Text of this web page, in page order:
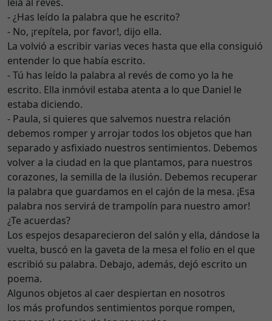
- ¿Has leído la palabra que he escrito?
- No, ¡repítela, por favor!, dijo ella.
La volvió a escribir varias veces hasta que ella consiguió
entender lo que había escrito.
- Tú has leído la palabra al revés de como yo la he
escrito. Ella inmóvil estaba atenta a lo que Daniel le
estaba diciendo.
- Paula, si quieres que salvemos nuestra relación
debemos romper y arrojar todos los objetos que han
separado y asfixiado nuestros sentimientos. Debemos
volver a la ciudad en la que plantamos, para nuestros
corazones, la semilla de la ilusión. Debemos recuperar
la palabra que guardamos en el cajón de la mesa. ¡Esa
palabra nos servirá de trampolín para nuestro amor!
¿Te acuerdas?
Los espejos desaparecieron del salón y ella, dándose la
vuelta, buscó en la gaveta de la mesa el folio en el que
escribió su palabra. Debajo, además, dejó escrito un
poema.
Algunos objetos al caer despiertan en nosotros
los más profundos sentimientos porque rompen,